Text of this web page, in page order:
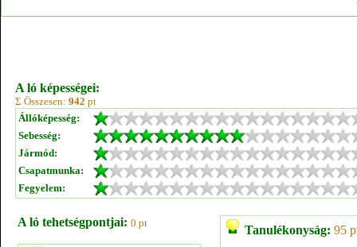
A ló képességei:
Σ Összesen: 942 pt
Állóképesség:
Sebesség:
Jármód:
Csapatmunka:
Fegyelem:
A ló tehetségpontjai: 0 pt
Tanulékonyság: 95